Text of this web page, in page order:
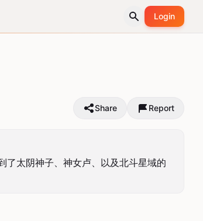
Login
Share Report
了太阴神子、神女卢、以及北斗星域的